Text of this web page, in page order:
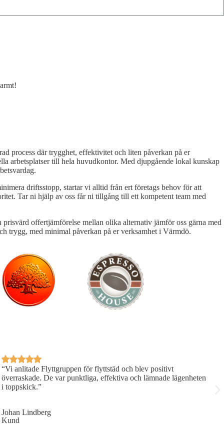
process där trygghet, effektivitet och liten påverkan på er
arbetsplatser till hela huvudkontor. Med djupgående lokal kunskap
driftsstopp, startar vi alltid från ert företags behov för att
Tar ni hjälp av oss får ni tillgång till ett kompetent team med
offertjämförelse mellan olika alternativ jämför oss gärna med
trygg, med minimal påverkan på er verksamhet i Värmdö.
“Vi anlitade Flyttgruppen för flyttstäd och blev positivt
överraskade. De var punktliga, effektiva och lämnade lägenheten
i toppskick.”
Johan Lindberg
Kund